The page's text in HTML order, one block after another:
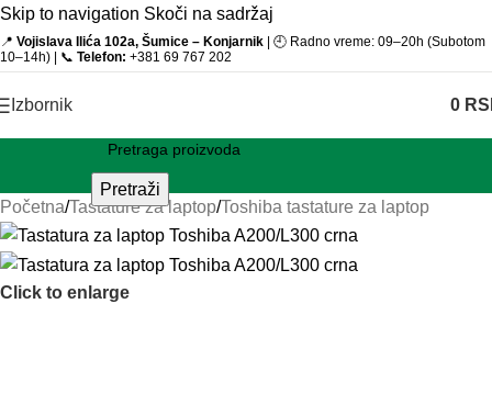
Skip to navigation Skoči na sadržaj
📍 Vojislava Ilića 102a, Šumice – Konjarnik | 🕘 Radno vreme: 09–20h (Subotom
10–14h) | 📞 Telefon: +381 69 767 202
Izbornik 0
Pretraži
Početna/Tastature za laptop/Toshiba tastature za laptop
Click to enlarge